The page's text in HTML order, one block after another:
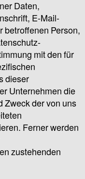
Daten,
E-Mail-
betroffenen Person,
mit den für
dieser
Unternehmen die
Zweck der von uns
Ferner werden
zustehenden